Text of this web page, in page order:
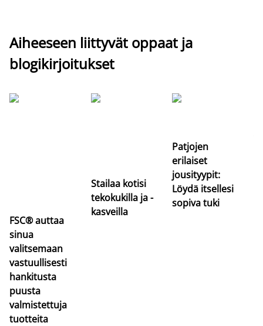
Aiheeseen liittyvät oppaat ja
blogikirjoitukset
FSC® auttaa
sinua
valitsemaan
vastuullisesti
hankitusta
puusta
valmistettuja
tuotteita
Stailaa kotisi
tekokukilla ja -
kasveilla
Patjojen
erilaiset
jousityypit:
Löydä itsellesi
sopiva tuki